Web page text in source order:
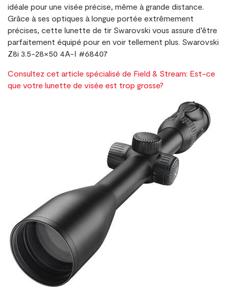
idéale pour une visée précise, même à grande distance.
Grâce à ses optiques à longue portée extrêmement
précises, cette lunette de tir Swarovski vous assure d’être
parfaitement équipé pour en voir tellement plus. Swarovski
Z8i 3.5-28×50 4A-I #68407
Consultez cet article spécialisé de Field & Stream: Est-ce
que votre lunette de visée est trop grosse?